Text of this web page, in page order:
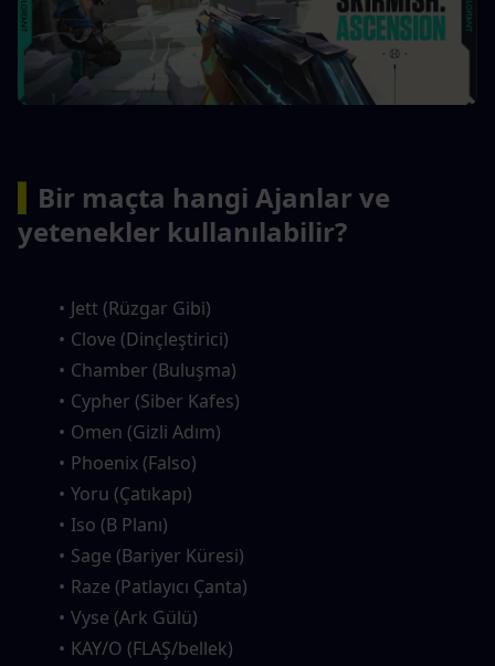
Bir maçta hangi Ajanlar ve
yetenekler kullanılabilir?
Jett (Rüzgar Gibi)
Clove (Dinçleştirici)
Chamber (Buluşma)
Cypher (Siber Kafes)
Omen (Gizli Adım)
Phoenix (Falso)
Yoru (Çatıkapı)
Iso (B Planı)
Sage (Bariyer Küresi)
Raze (Patlayıcı Çanta)
Vyse (Ark Gülü)
KAY/O (FLAŞ/bellek)